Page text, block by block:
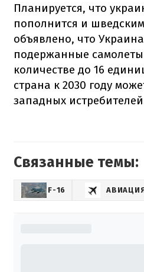
Планируется, что
пополнится и
объявлено, что
подержанные самолеты
количестве до 16
страна к 2030 году
западных
Связанные темы:
F-16